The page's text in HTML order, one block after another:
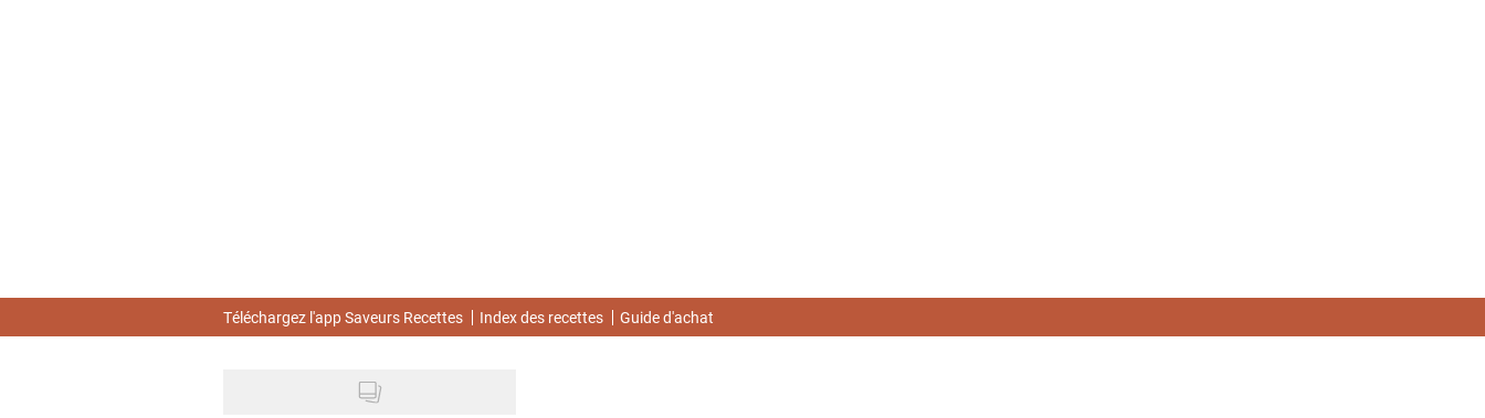
Téléchargez l'app Saveurs Recettes Index des recettes Guide d'achat